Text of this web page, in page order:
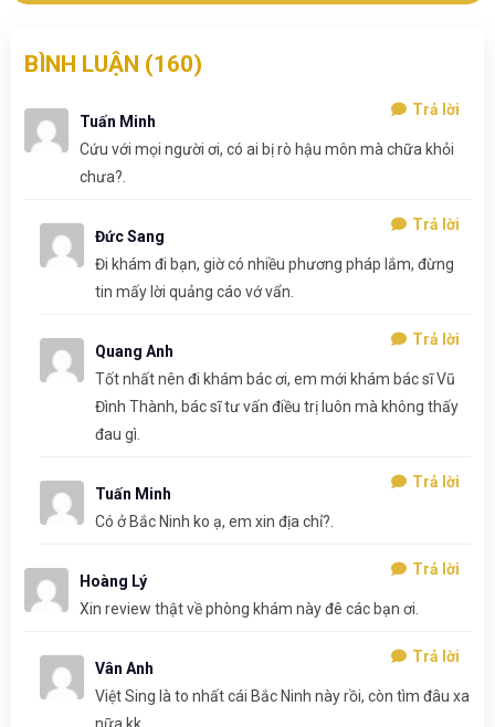
BÌNH LUẬN (160)
Tuấn Minh
Trả lời
Cứu với mọi người ơi, có ai bị rò hậu môn mà chữa khỏi
chưa?.
Đức Sang
Trả lời
Đi khám đi bạn, giờ có nhiều phương pháp lắm, đừng
tin mấy lời quảng cáo vớ vẩn.
Quang Anh
Trả lời
Tốt nhất nên đi khám bác ơi, em mới khám bác sĩ Vũ
Đình Thành, bác sĩ tư vấn điều trị luôn mà không thấy
đau gì.
Tuấn Minh
Trả lời
Có ở Bắc Ninh ko ạ, em xin địa chỉ?.
Hoàng Lý
Trả lời
Xin review thật về phòng khám này đê các bạn ơi.
Vân Anh
Trả lời
Việt Sing là to nhất cái Bắc Ninh này rồi, còn tìm đâu xa